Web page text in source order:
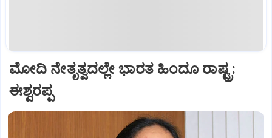
ಮೋದಿ ನೇತೃತ್ವದಲ್ಲೇ ಭಾರತ ಹಿಂದೂ ರಾಷ್ಟ್ರ:
ಈಶ್ವರಪ್ಪ